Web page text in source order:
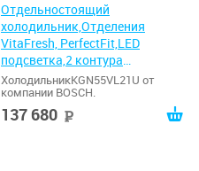
Отдельностоящий
холодильник,Отделения
VitaFresh, PerfectFit,LED
подсветка,2 контура
охлаждения,Функция
SuperCooling,нижняя
морозильная
камера,186/70см,максимальна
ХолодильникKGN55VL21U от
компании BOSCH.
137 680